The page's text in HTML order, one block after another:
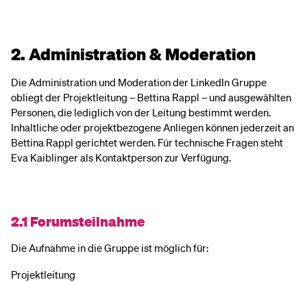
2. Administration & Moderation
Die Administration und Moderation der LinkedIn Gruppe
obliegt der Projektleitung – Bettina Rappl – und ausgewählten
Personen, die lediglich von der Leitung bestimmt werden.
Inhaltliche oder projektbezogene Anliegen können jederzeit an
Bettina Rappl gerichtet werden. Für technische Fragen steht
Eva Kaiblinger als Kontaktperson zur Verfügung.
2.1 Forumsteilnahme
Die Aufnahme in die Gruppe ist möglich für:
Projektleitung